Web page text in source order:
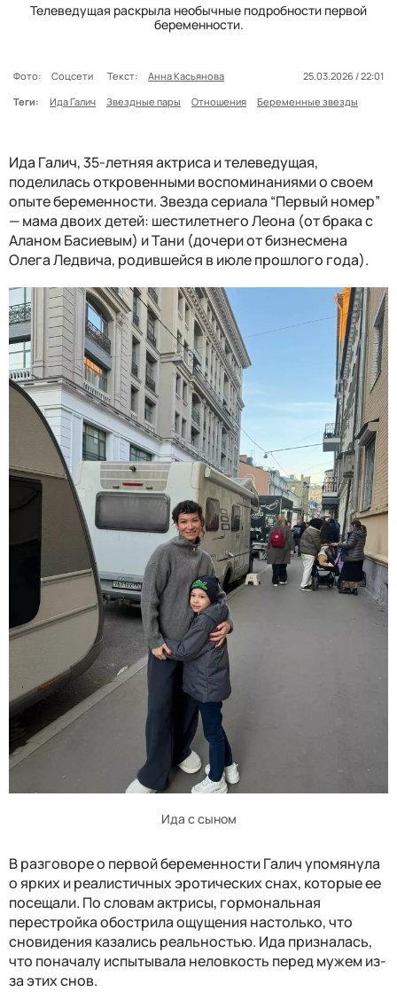
Телеведущая раскрыла необычные подробности первой
беременности.
Фото: Соцсети Текст: Анна Касьянова
25.03.2026 / 22:01
Теги:
Ида Галич Звездные пары Отношения Беременные звезды
Ида Галич, 35-летняя актриса и телеведущая,
поделилась откровенными воспоминаниями о своем
опыте беременности. Звезда сериала “Первый номер”
— мама двоих детей: шестилетнего Леона (от брака с
Аланом Басиевым) и Тани (дочери от бизнесмена
Олега Ледвича, родившейся в июле прошлого года).
Ида с сыном
В разговоре о первой беременности Галич упомянула
о ярких и реалистичных эротических снах, которые ее
посещали. По словам актрисы, гормональная
перестройка обострила ощущения настолько, что
сновидения казались реальностью. Ида призналась,
что поначалу испытывала неловкость перед мужем из-
за этих снов.